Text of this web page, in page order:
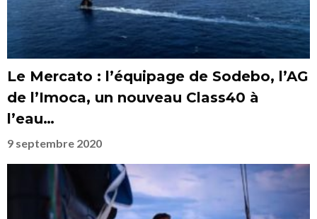
Le Mercato : l’équipage de Sodebo, l’AG
de l’Imoca, un nouveau Class40 à
l’eau…
9 septembre 2020